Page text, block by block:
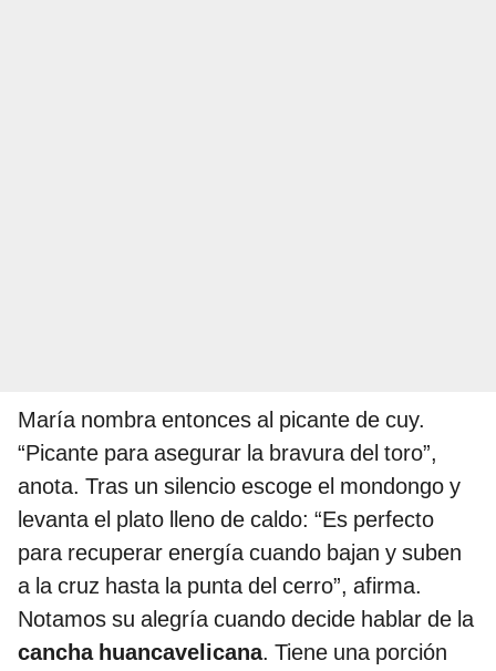
María nombra entonces al picante de cuy.
“Picante para asegurar la bravura del toro”,
anota. Tras un silencio escoge el mondongo y
levanta el plato lleno de caldo: “Es perfecto
para recuperar energía cuando bajan y suben
a la cruz hasta la punta del cerro”, afirma.
Notamos su alegría cuando decide hablar de la
cancha huancavelicana. Tiene una porción